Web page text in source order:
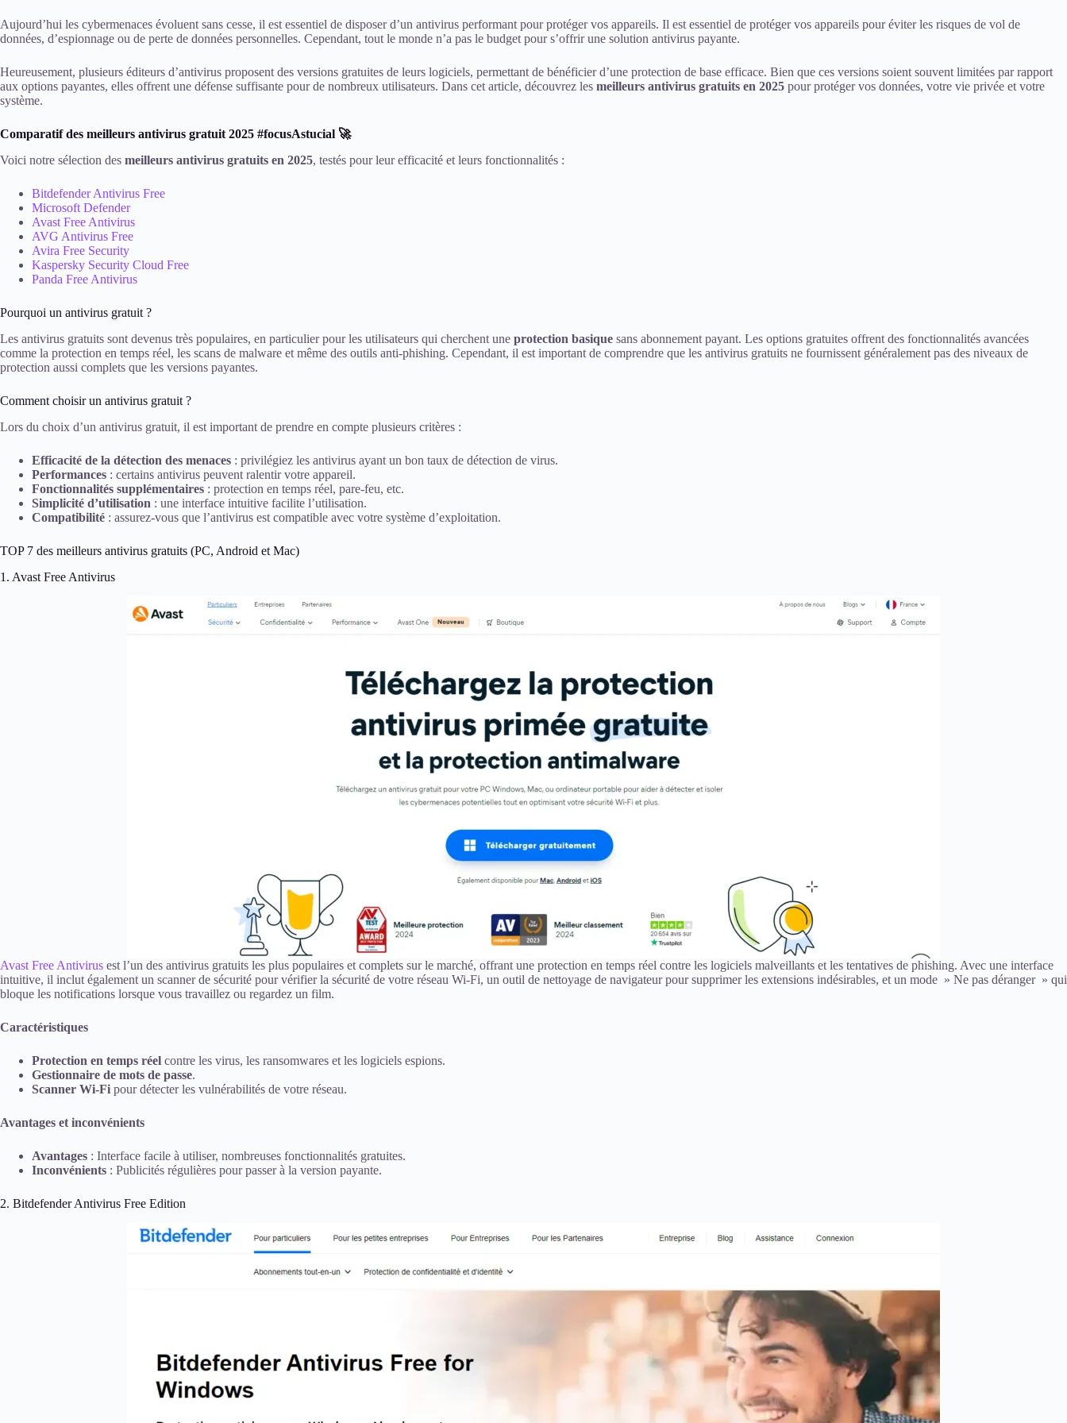
Aujourd’hui les cybermenaces évoluent sans cesse, il est essentiel de disposer d’un antivirus performant pour protéger vos appareils. Il est essentiel de protéger vos appareils pour éviter les risques de vol de
données, d’espionnage ou de perte de données personnelles. Cependant, tout le monde n’a pas le budget pour s’offrir une solution antivirus payante.
Heureusement, plusieurs éditeurs d’antivirus proposent des versions gratuites de leurs logiciels, permettant de bénéficier d’une protection de base efficace. Bien que ces versions soient souvent limitées par rapport
aux options payantes, elles offrent une défense suffisante pour de nombreux utilisateurs. Dans cet article, découvrez les meilleurs antivirus gratuits en 2025 pour protéger vos données, votre vie privée et votre
système.
Comparatif des meilleurs antivirus gratuit 2025 #focusAstucial 🚀
Voici notre sélection des meilleurs antivirus gratuits en 2025, testés pour leur efficacité et leurs fonctionnalités :
Bitdefender Antivirus Free
Microsoft Defender
Avast Free Antivirus
AVG Antivirus Free
Avira Free Security
Kaspersky Security Cloud Free
Panda Free Antivirus
Pourquoi un antivirus gratuit ?
Les antivirus gratuits sont devenus très populaires, en particulier pour les utilisateurs qui cherchent une protection basique sans abonnement payant. Les options gratuites offrent des fonctionnalités avancées
comme la protection en temps réel, les scans de malware et même des outils anti-phishing. Cependant, il est important de comprendre que les antivirus gratuits ne fournissent généralement pas des niveaux de
protection aussi complets que les versions payantes.
Comment choisir un antivirus gratuit ?
Lors du choix d’un antivirus gratuit, il est important de prendre en compte plusieurs critères :
Efficacité de la détection des menaces : privilégiez les antivirus ayant un bon taux de détection de virus.
Performances : certains antivirus peuvent ralentir votre appareil.
Fonctionnalités supplémentaires : protection en temps réel, pare-feu, etc.
Simplicité d’utilisation : une interface intuitive facilite l’utilisation.
Compatibilité : assurez-vous que l’antivirus est compatible avec votre système d’exploitation.
TOP 7 des meilleurs antivirus gratuits (PC, Android et Mac)
1. Avast Free Antivirus
Avast Free Antivirus est l’un des antivirus gratuits les plus populaires et complets sur le marché, offrant une protection en temps réel contre les logiciels malveillants et les tentatives de phishing. Avec une interface
intuitive, il inclut également un scanner de sécurité pour vérifier la sécurité de votre réseau Wi-Fi, un outil de nettoyage de navigateur pour supprimer les extensions indésirables, et un mode » Ne pas déranger » qui
bloque les notifications lorsque vous travaillez ou regardez un film.
Caractéristiques
Protection en temps réel contre les virus, les ransomwares et les logiciels espions.
Gestionnaire de mots de passe.
Scanner Wi-Fi pour détecter les vulnérabilités de votre réseau.
Avantages et inconvénients
Avantages : Interface facile à utiliser, nombreuses fonctionnalités gratuites.
Inconvénients : Publicités régulières pour passer à la version payante.
2. Bitdefender Antivirus Free Edition